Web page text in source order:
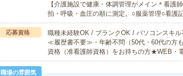
【介護施設で健康・体調管理がメイン＊看
拍・呼吸・血圧の順に測定。○服薬管理○看護
応募資格
職種未経験OK / ブランクOK / パソコンスキ
≪履歴書不要≫・年齢不問（50代・60代の方
資格（准看護師資格）をお持ちの方★WEB・
職場の雰囲気